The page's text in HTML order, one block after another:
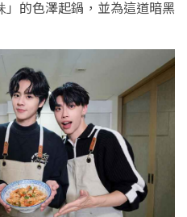
的色澤起鍋，並為這道暗黑